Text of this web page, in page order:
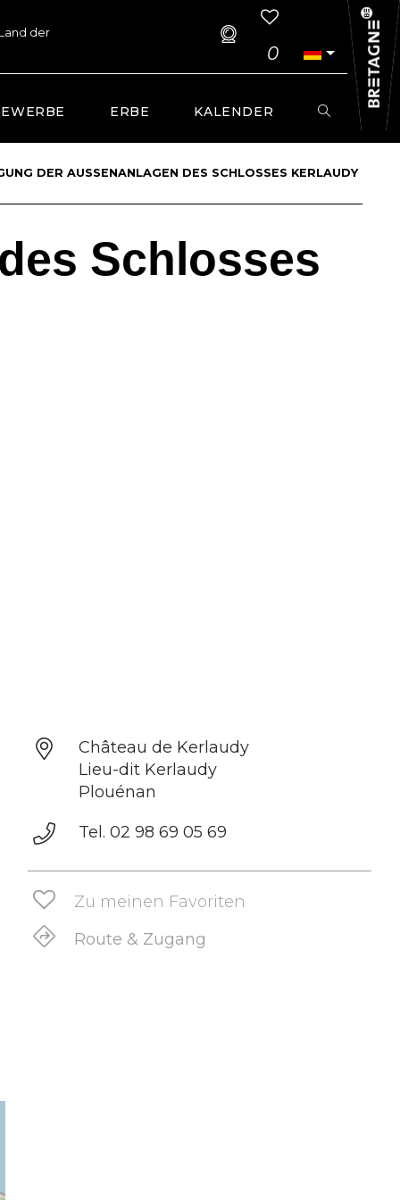
der
0
ERBE KALENDER
DER AUSSENANLAGEN DES SCHLOSSES KERLAUDY
Schlosses
Château de Kerlaudy
Lieu-dit Kerlaudy
Plouénan
Tel. 02 98 69 05 69
Zu meinen Favoriten
Route & Zugang